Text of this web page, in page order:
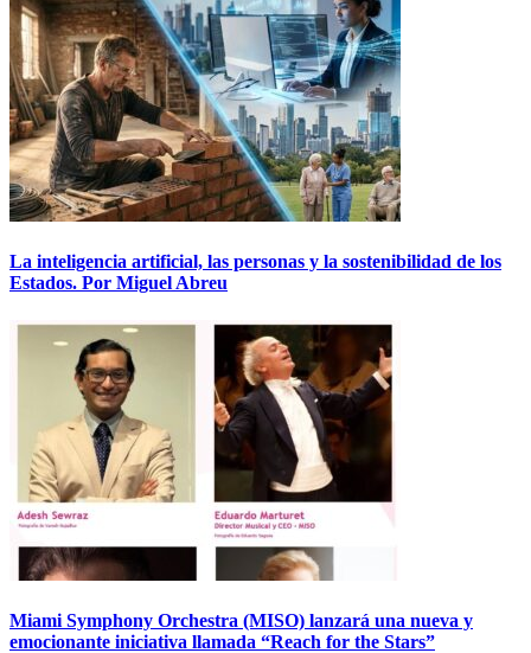
La inteligencia artificial, las personas y la sostenibilidad de los
Estados. Por Miguel Abreu
Miami Symphony Orchestra (MISO) lanzará una nueva y
emocionante iniciativa llamada “Reach for the Stars”